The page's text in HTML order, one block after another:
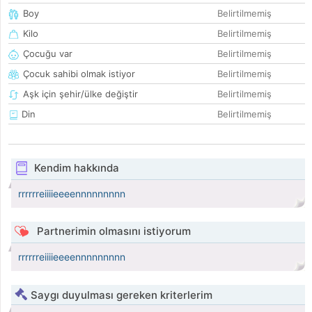
Boy
Belirtilmemiş
Kilo
Belirtilmemiş
Çocuğu var
Belirtilmemiş
Çocuk sahibi olmak istiyor
Belirtilmemiş
Aşk için şehir/ülke değiştir
Belirtilmemiş
Din
Belirtilmemiş
Kendim hakkında
rrrrrreiiiieeeennnnnnnnn
Partnerimin olmasını istiyorum
rrrrrreiiiieeeennnnnnnnn
Saygı duyulması gereken kriterlerim